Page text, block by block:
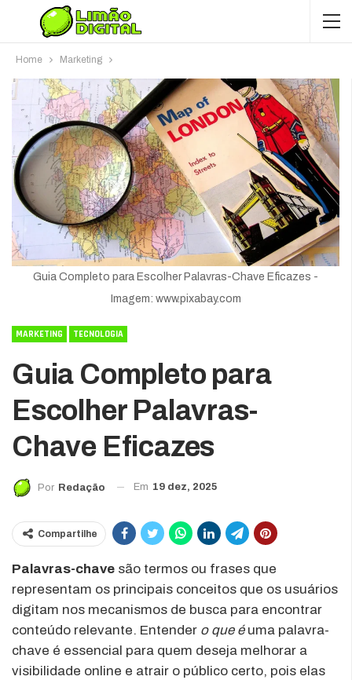
Home Marketing
Guia Completo para Escolher Palavras-Chave Eficazes -
Imagem: www.pixabay.com
MARKETING TECNOLOGIA
Guia Completo para
Escolher Palavras-
Chave Eficazes
Por Redação Em 19 dez, 2025
Compartilhe
Palavras-chave são termos ou frases que
representam os principais conceitos que os usuários
digitam nos mecanismos de busca para encontrar
conteúdo relevante. Entender o que éuma palavra-
chave é essencial para quem deseja melhorar a
visibilidade online e atrair o público certo, pois elas